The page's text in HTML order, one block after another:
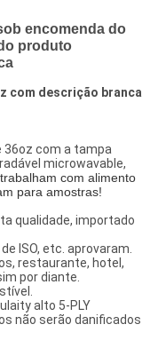
encomenda do
produto
com descrição branca
36oz com a tampa
microwavable,
com alimento
para amostras!
qualidade, importado
ISO, etc. aprovaram.
restaurante, hotel,
por diante.
alto 5-PLY
não serão danificados